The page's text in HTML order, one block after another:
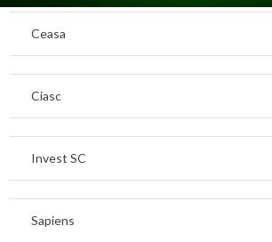
Ceasa
Ciasc
Invest SC
Sapiens